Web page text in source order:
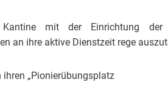
Kantine mit der Einrichtung
an ihre aktive Dienstzeit rege
„Pionierübungsplatz